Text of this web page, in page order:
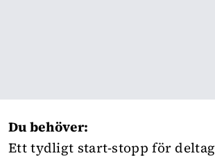
Du behöver:
Ett tydligt start-stopp för